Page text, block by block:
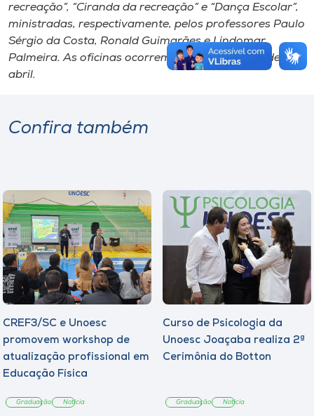
recreação”, “Ciranda da recreação” e “Dança Escolar”,
ministradas, respectivamente, pelos professores Paulo
Sérgio da Costa, Ronald Guimarães e Lindomar
Palmeira. As oficinas ocorrem nos dias 28 e 29 de
abril.
Confira também
CREF3/SC e Unoesc
promovem workshop de
atualização profissional em
Educação Física
Graduação Notícia
Curso de Psicologia da
Unoesc Joaçaba realiza 2ª
Cerimônia do Botton
Graduação Notícia